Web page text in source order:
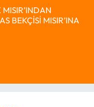
BEKÇİSİ MISIR’INA